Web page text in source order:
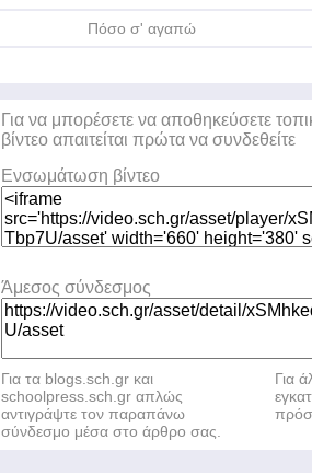
Πόσο σ' αγαπώ
Για να μπορέσετε να αποθηκεύσετε
βίντεο απαιτείται πρώτα να συνδεθείτε
Ενσωμάτωση βίντεο
Άμεσος σύνδεσμος
Για τα blogs.sch.gr και
schoolpress.sch.gr απλώς
αντιγράψτε τον παραπάνω
σύνδεσμο μέσα στο άρθρο σας.
Για